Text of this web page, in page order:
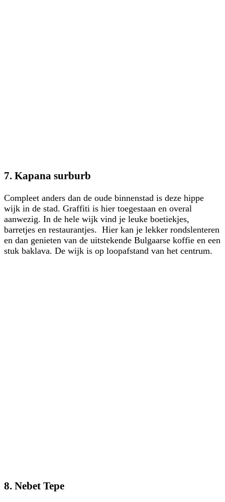
7. Kapana surburb
Compleet anders dan de oude binnenstad is deze hippe
wijk in de stad. Graffiti is hier toegestaan en overal
aanwezig. In de hele wijk vind je leuke boetiekjes,
barretjes en restaurantjes. Hier kan je lekker rondslenteren
en dan genieten van de uitstekende Bulgaarse koffie en een
stuk baklava. De wijk is op loopafstand van het centrum.
8. Nebet Tepe